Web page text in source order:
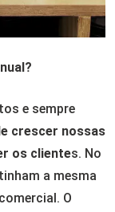
e sempre
crescer nossas
os clientes. No
a mesma
O